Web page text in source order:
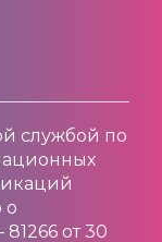
службой по
о
от 30